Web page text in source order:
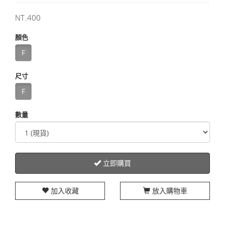
售
NT.400
顏色
F
尺寸
F
數量
立即購買
加入收藏 放入購物車